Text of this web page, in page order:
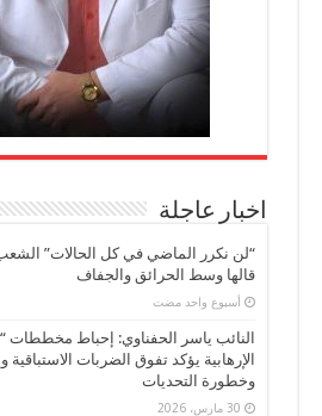
اخبار عاجلة
“لن نكرر الماضي في كل الحالات”
قالها وسط الحرائق والجفاف
‏أسبوع واحد مضت
النائب ياسر الحفناوي: إحباط
الإرهابية يؤكد تفوق الضربات
وخطورة التحديات
30 مارس، 2026